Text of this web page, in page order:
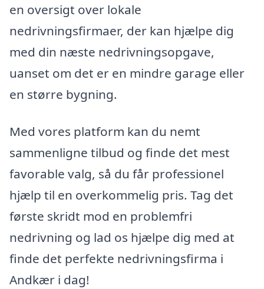
en oversigt over lokale
nedrivningsfirmaer, der kan hjælpe dig
med din næste nedrivningsopgave,
uanset om det er en mindre garage eller
en større bygning.
Med vores platform kan du nemt
sammenligne tilbud og finde det mest
favorable valg, så du får professionel
hjælp til en overkommelig pris. Tag det
første skridt mod en problemfri
nedrivning og lad os hjælpe dig med at
finde det perfekte nedrivningsfirma i
Andkær i dag!